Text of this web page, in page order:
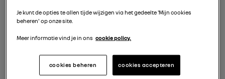
maakt, kunt u een gratis proefrit met een van onze
vul je gegevens aan
Je kunt de opties te allen tijde wijzigen via het gedeelte 'Mijn cookies
beheren' op onze site.
Meer informatie vind je in ons cookie policy.
cookies accepteren
cookies beheren